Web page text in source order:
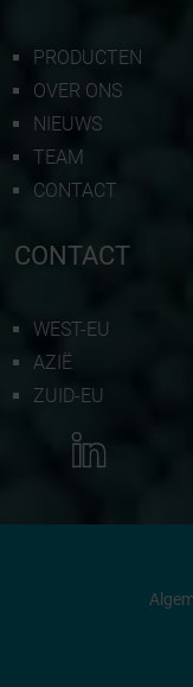
PRODUCTEN
OVER ONS
NIEUWS
TEAM
CONTACT
CONTACT
WEST-EU
AZIË
ZUID-EU
NEEM